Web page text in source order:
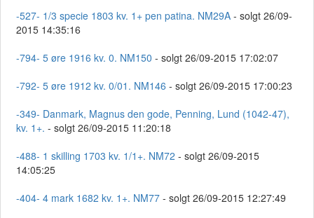
-527- 1/3 specie 1803 kv. 1+ pen patina. NM29A - solgt 26/09-
2015 14:35:16
-794- 5 øre 1916 kv. 0. NM150 - solgt 26/09-2015 17:02:07
-792- 5 øre 1912 kv. 0/01. NM146 - solgt 26/09-2015 17:00:23
-349- Danmark, Magnus den gode, Penning, Lund (1042-47),
kv. 1+. - solgt 26/09-2015 11:20:18
-488- 1 skilling 1703 kv. 1/1+. NM72 - solgt 26/09-2015
14:05:25
-404- 4 mark 1682 kv. 1+. NM77 - solgt 26/09-2015 12:27:49